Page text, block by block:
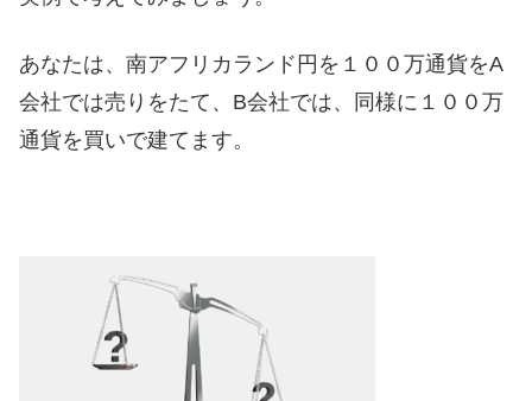
あなたは、南アフリカランド円を１００万通貨をA
会社では売りをたて、B会社では、同様に１００万
通貨を買いで建てます。